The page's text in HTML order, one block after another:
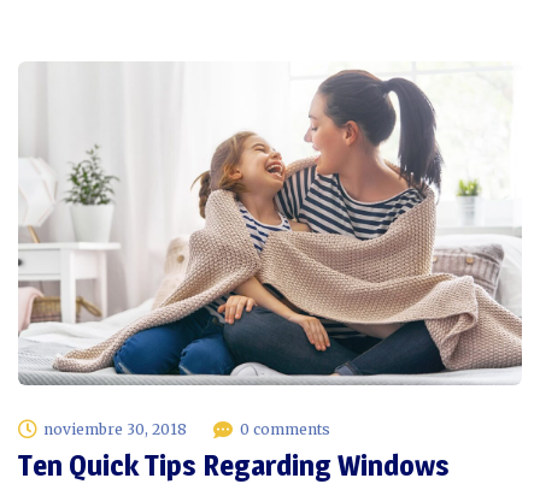
noviembre 30, 2018 0 comments
Ten Quick Tips Regarding Windows